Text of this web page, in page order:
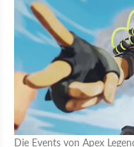
Die Events von Apex